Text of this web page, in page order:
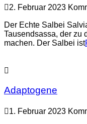
2. Februar 2023
Der Echte Salbei
Tausendsassa, der zu
machen. Der Salbei ist
Adaptogene
1. Februar 2023